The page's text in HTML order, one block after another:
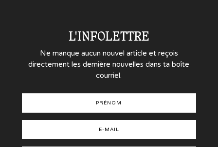
L'INFOLETTRE
Ne manque aucun nouvel article et reçois
directement les dernière nouvelles dans ta boîte
courriel.